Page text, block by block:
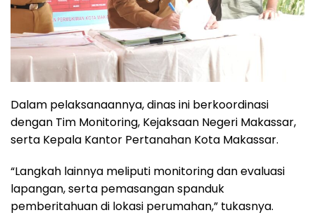
Dalam pelaksanaannya, dinas ini berkoordinasi
dengan Tim Monitoring, Kejaksaan Negeri Makassar,
serta Kepala Kantor Pertanahan Kota Makassar.
“Langkah lainnya meliputi monitoring dan evaluasi
lapangan, serta pemasangan spanduk
pemberitahuan di lokasi perumahan,” tukasnya.